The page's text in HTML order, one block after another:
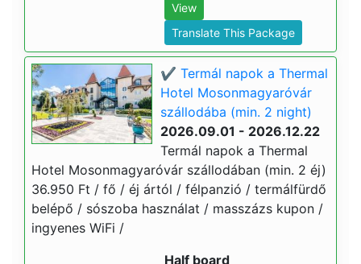
View
Translate This Package
✔️ Termál napok a Thermal
Hotel Mosonmagyaróvár
szállodába (min. 2 night)
2026.09.01 - 2026.12.22
Termál napok a Thermal
Hotel Mosonmagyaróvár szállodában (min. 2 éj)
36.950 Ft / fő / éj ártól / félpanzió / termálfürdő
belépő / sószoba használat / masszázs kupon /
ingyenes WiFi /
Half board